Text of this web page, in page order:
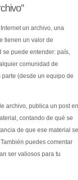
un archivo, una
tienen un valor de
se puede entender: país,
comunidad de
(desde un equipo de
archivo, publica un post en
contando de qué se
de que ese material se
puedes comentar
ser valiosos para tu